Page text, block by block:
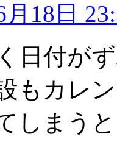
月18日
日付が
もカレ
しまう